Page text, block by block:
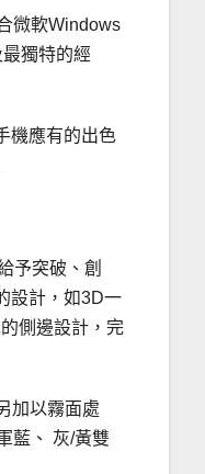
微軟Windows
獨特的經
機應有的出色
予突破、創
設計，如3D一
側邊設計，完
加以霧面處
藍、 灰/黃雙